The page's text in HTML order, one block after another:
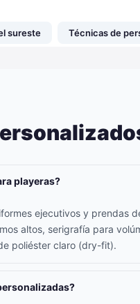
sureste Técnicas de
playeras?
ejecutivos y prendas
altos, serigrafía para
poliéster claro (dry-fit).